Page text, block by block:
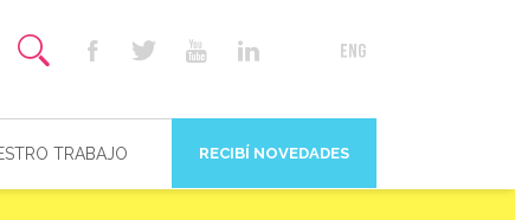
TRABAJO RECIBÍ NOVEDADES